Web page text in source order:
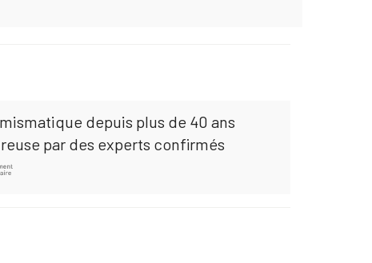
depuis plus de 40 ans
par des experts confirmés